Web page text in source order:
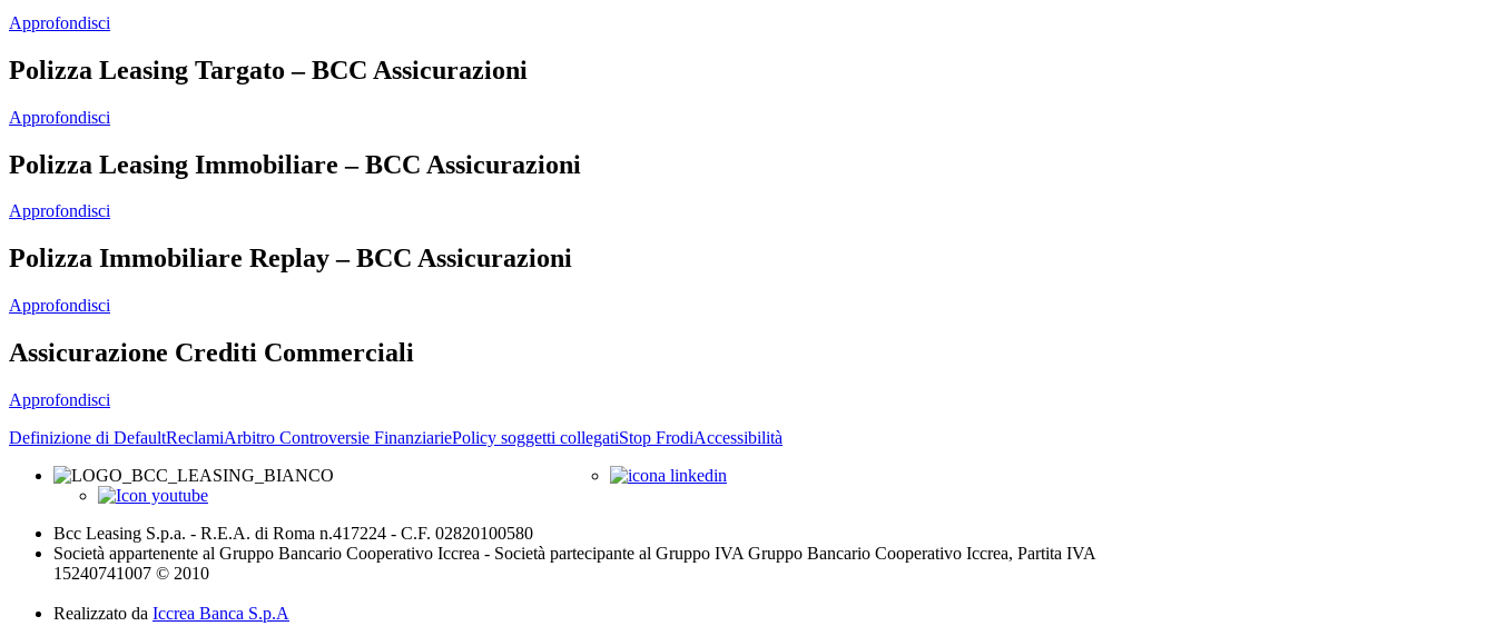
Approfondisci
Polizza Leasing Targato – BCC Assicurazioni
Approfondisci
Polizza Leasing Immobiliare – BCC Assicurazioni
Approfondisci
Polizza Immobiliare Replay – BCC Assicurazioni
Approfondisci
Assicurazione Crediti Commerciali
Approfondisci
Definizione di DefaultReclamiArbitro Controversie FinanziariePolicy soggetti collegatiStop FrodiAccessibilità
Bcc Leasing S.p.a. - R.E.A. di Roma n.417224 - C.F. 02820100580
Società appartenente al Gruppo Bancario Cooperativo Iccrea - Società partecipante al Gruppo IVA Gruppo Bancario Cooperativo Iccrea, Partita IVA
15240741007 © 2010
Realizzato da Iccrea Banca S.p.A